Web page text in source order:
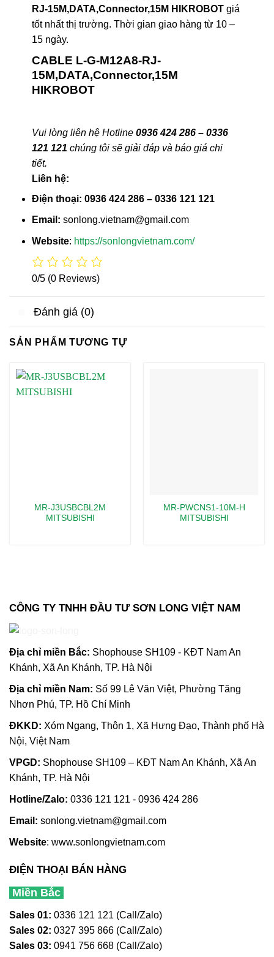
RJ-15M,DATA,Connector,15M HIKROBOT giá
tốt nhất thị trường. Thời gian giao hàng từ 10 –
15 ngày.
CABLE L-G-M12A8-RJ-
15M,DATA,Connector,15M
HIKROBOT
Vui lòng liên hệ Hotline 0936 424 286 – 0336
121 121 chúng tôi sẽ giải đáp và báo giá chi
tiết.
Liên hệ:
Điện thoại: 0936 424 286 – 0336 121 121
Email: sonlong.vietnam@gmail.com
Website: https://sonlongvietnam.com/
0/5 (0 Reviews)
Đánh giá (0)
SẢN PHẨM TƯƠNG TỰ
MR-J3USBCBL2M
MITSUBISHI
MR-PWCNS1-10M-H
MITSUBISHI
CÔNG TY TNHH ĐẦU TƯ SƠN LONG VIỆT NAM
Địa chỉ miền Bắc: Shophouse SH109 - KĐT Nam An
Khánh, Xã An Khánh, TP. Hà Nội
Địa chỉ miền Nam: Số 99 Lê Văn Việt, Phường Tăng
Nhơn Phú, TP. Hồ Chí Minh
ĐKKD: Xóm Ngang, Thôn 1, Xã Hưng Đạo, Thành phố Hà
Nội, Việt Nam
VPGD: Shophouse SH109 – KĐT Nam An Khánh, Xã An
Khánh, TP. Hà Nội
Hotline/Zalo: 0336 121 121 - 0936 424 286
Email: sonlong.vietnam@gmail.com
Website: www.sonlongvietnam.com
ĐIỆN THOẠI BÁN HÀNG
Miền Bắc
Sales 01: 0336 121 121 (Call/Zalo)
Sales 02: 0327 395 866 (Call/Zalo)
Sales 03: 0941 756 668 (Call/Zalo)